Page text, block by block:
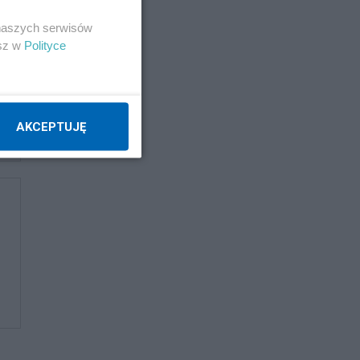
serwisów
w Polityce
AKCEPTUJĘ